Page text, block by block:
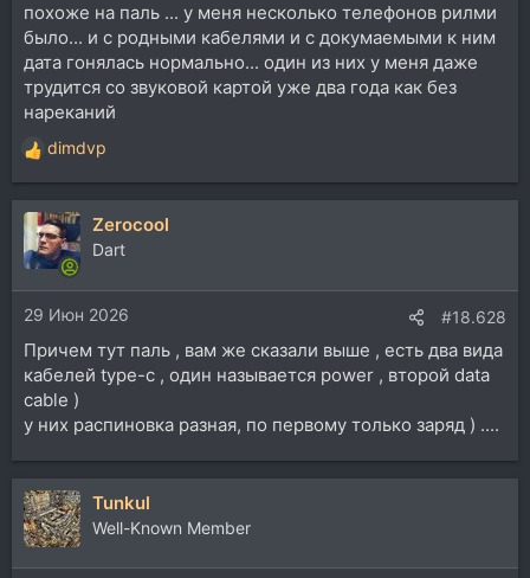
похоже на паль ... у меня несколько телефонов рилми
было... и с родными кабелями и с докумаемыми к ним
дата гонялась нормально... один из них у меня даже
трудится со звуковой картой уже два года как без
нареканий
Р
е
а
к
ц
и
и
:
dimdvp
Zerocool
Dart
29 Июн 2026 #18.628
Причем тут паль , вам же сказали выше , есть два вида
кабелей type-c , один называется power , второй data
cable )
у них распиновка разная, по первому только заряд ) ....
Tunkul
Well-Known Member